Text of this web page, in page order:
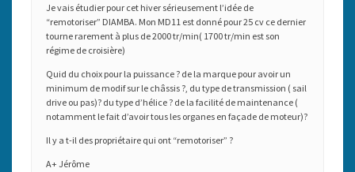
Je vais étudier pour cet hiver sérieusement l’idée de
“remotoriser” DIAMBA. Mon MD11 est donné pour 25 cv ce dernier
tourne rarement à plus de 2000 tr/min( 1700 tr/min est son
régime de croisière)
Quid du choix pour la puissance ? de la marque pour avoir un
minimum de modif sur le châssis ?, du type de transmission ( sail
drive ou pas)? du type d’hélice ? de la facilité de maintenance (
notamment le fait d’avoir tous les organes en façade de moteur)?
Il y a t-il des propriétaire qui ont “remotoriser” ?
A+ Jérôme